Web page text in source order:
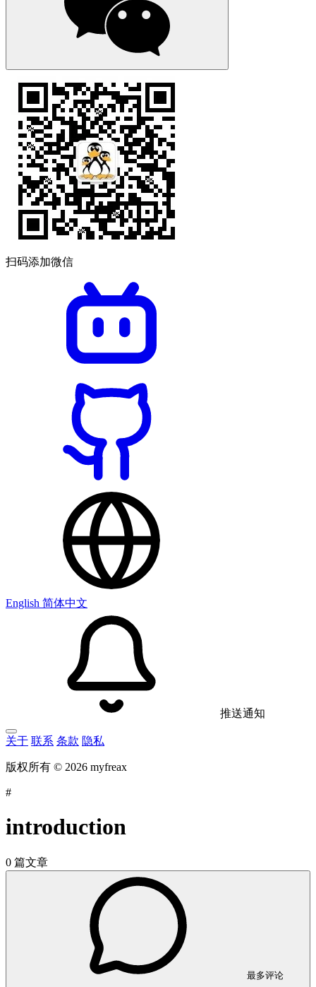
扫码添加微信
English 简体中文
推送通知
关于 联系 条款 隐私
版权所有 © 2026 myfreax
#
introduction
0 篇文章
最多评论